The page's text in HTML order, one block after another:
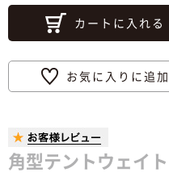
カートに入れる
お気に入りに追加
角型テントウェイト